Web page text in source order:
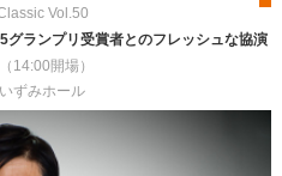
Vol.50
ランプリ受賞者とのフレッシュな協演
14:00開場）
ずみホール